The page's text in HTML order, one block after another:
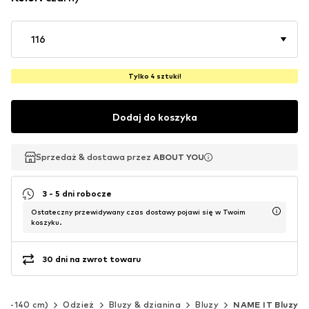
116
Tylko 4 sztuki!
Dodaj do koszyka
Sprzedaż & dostawa przez ABOUT YOU
Sprzedaż & dostawa przez ABOUT YOU
3 - 5 dni robocze
Ostateczny przewidywany czas dostawy pojawi się w Twoim
koszyku.
30 dni na zwrot towaru
140 cm) Odzież Bluzy & dzianina Bluzy NAME IT Bluzy